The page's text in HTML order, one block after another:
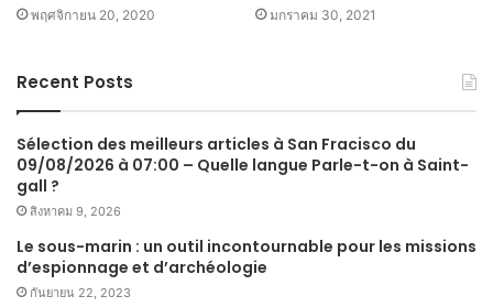
พฤศจิกายน 20, 2020 มกราคม 30, 2021
Recent Posts
Sélection des meilleurs articles à San Fracisco du
09/08/2026 à 07:00 – Quelle langue Parle-t-on à Saint-
gall ?
สิงหาคม 9, 2026
Le sous-marin : un outil incontournable pour les missions
d’espionnage et d’archéologie
กันยายน 22, 2023